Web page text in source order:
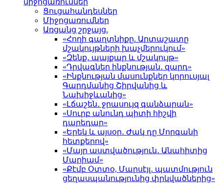
միջոցառումներ
Ցուցահանդեսներ
Միջոցառումներ
Առցանց շրջայց.
«Հողի գաղտնիքը. Արտաշատը
մշակույթների խաչմերուկում»
«Զենք․ պայքար և մշակույթ»
«Դրվագներ ինքնության․ զարդ»
«Ինքնության մասունքներ կորուսյալ
Գարդմանից Շիրվանից և
Նախիջևանից»
«Լճաշեն․ ջրասույզ գանձարան»
«Սուրբ անունդ պիտի հիշվի
դարեդար»
«Երեկ և այսօր․ Ժակ դը Մորգանի
հետքերով»
«Մայր աստվածություն․ Անահիտից
Մարիամ»
«Քէմբ Օտտօ, Մարսէյլ․ պատմություն
ցեղասպանությունից փրկվածներից»